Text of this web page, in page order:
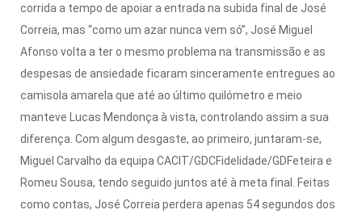
corrida a tempo de apoiar a entrada na subida final de José
Correia, mas “como um azar nunca vem só”, José Miguel
Afonso volta a ter o mesmo problema na transmissão e as
despesas de ansiedade ficaram sinceramente entregues ao
camisola amarela que até ao último quilómetro e meio
manteve Lucas Mendonça à vista, controlando assim a sua
diferença. Com algum desgaste, ao primeiro, juntaram-se,
Miguel Carvalho da equipa CACIT/GDCFidelidade/GDFeteira e
Romeu Sousa, tendo seguido juntos até à meta final.
Feitas
como contas, José Correia perdera apenas 54 segundos dos